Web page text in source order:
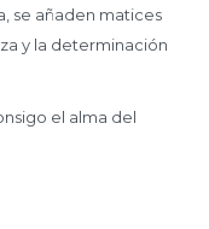
se añaden matices
y la determinación
el alma del